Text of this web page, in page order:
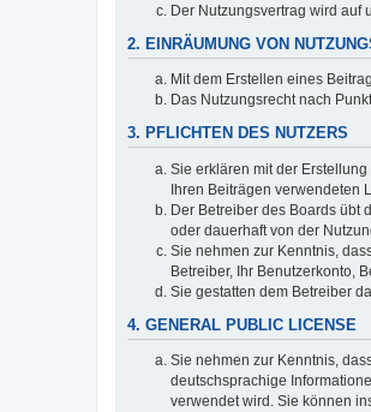
Der Nutzungsvertrag wird auf
2. EINRÄUMUNG VON
Mit dem Erstellen eines
Das Nutzungsrecht nach
3. PFLICHTEN DES NUTZERS
Sie erklären mit der
Ihren Beiträgen verwendeten
Der Betreiber des Boards übt
oder dauerhaft von der
Sie nehmen zur Kenntnis,
Betreiber, Ihr Benutzerkonto,
Sie gestatten dem Betreiber
4. GENERAL PUBLIC LICENSE
Sie nehmen zur Kenntnis,
deutschsprachige
verwendet wird. Sie können